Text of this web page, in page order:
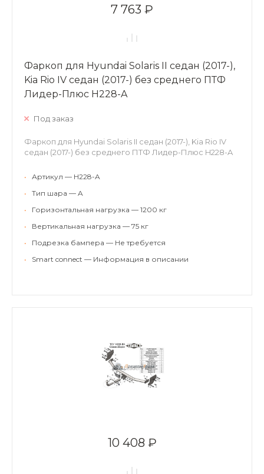
7 763 ₽
Фаркоп для Hyundai Solaris II седан (2017-),
Kia Rio IV седан (2017-) без среднего ПТФ
Лидер-Плюс H228-A
Под заказ
Фаркоп для Hyundai Solaris II седан (2017-), Kia Rio IV
седан (2017-) без среднего ПТФ Лидер-Плюс H228-A
•
Артикул — H228-A
•
Тип шара — A
•
Горизонтальная нагрузка — 1200 кг
•
Вертикальная нагрузка — 75 кг
•
Подрезка бампера — Не требуется
•
Smart connect — Информация в описании
10 408 ₽